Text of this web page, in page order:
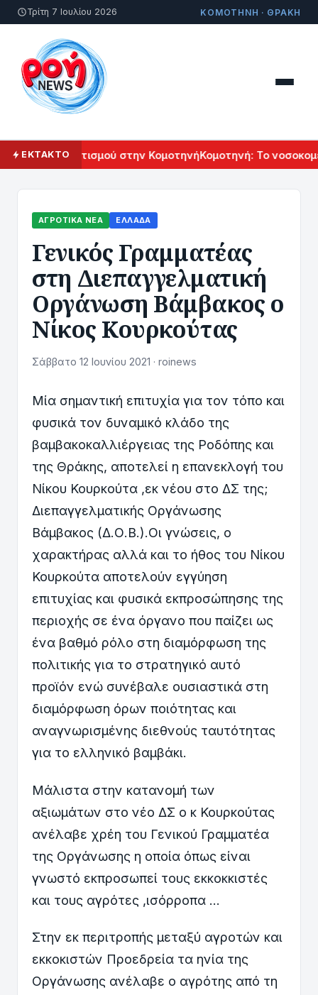
Τρίτη 7 Ιουλίου 2026 ΚΟΜΟΤΗΝΗ · ΘΡΑΚΗ
ΕΚΤΑΚΤΟΠολιτισμού στην ΚομοτηνήΚομοτηνή: Το
ΑΓΡΟΤΙΚΆ ΝΈΑ ΕΛΛΆΔΑ
Γενικός Γραμματέας
στη Διεπαγγελματική
Οργάνωση Βάμβακος ο
Νίκος Κουρκούτας
Σάββατο 12 Ιουνίου 2021 · roinews
Μία σημαντική επιτυχία για τον τόπο και
φυσικά τον δυναμικό κλάδο της
βαμβακοκαλλιέργειας της Ροδόπης και
της Θράκης, αποτελεί η επανεκλογή του
Νίκου Κουρκούτα ,εκ νέου στο ΔΣ της;
Διεπαγγελματικής Οργάνωσης
Βάμβακος (Δ.Ο.Β.).Οι γνώσεις, ο
χαρακτήρας αλλά και το ήθος του Νίκου
Κουρκούτα αποτελούν εγγύηση
επιτυχίας και φυσικά εκπροσώπησης της
περιοχής σε ένα όργανο που παίζει ως
ένα βαθμό ρόλο στη διαμόρφωση της
πολιτικής για το στρατηγικό αυτό
προϊόν ενώ συνέβαλε ουσιαστικά στη
διαμόρφωση όρων ποιότητας και
αναγνωρισμένης διεθνούς ταυτότητας
για το ελληνικό βαμβάκι.
Μάλιστα στην κατανομή των
αξιωμάτων στο νέο ΔΣ ο κ Κουρκούτας
ανέλαβε χρέη του Γενικού Γραμματέα
της Οργάνωσης η οποία όπως είναι
γνωστό εκπροσωπεί τους εκκοκκιστές
και τους αγρότες ,ισόρροπα ...
Στην εκ περιτροπής μεταξύ αγροτών και
εκκοκιστών Προεδρεία τα ηνία της
Οργάνωσης ανέλαβε ο αγρότης από τη